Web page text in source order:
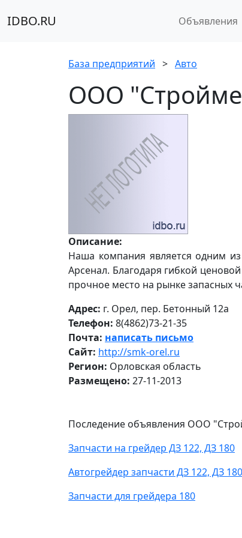
IDBO.RU Объявления
База предприятий > Авто
ООО
Описание:
Наша компания является одним
Арсенал. Благодаря гибкой
прочное место на рынке запасных
Адрес: г. Орел, пер. Бетонный 12а
Телефон: 8(4862)73-21-35
Почта: написать письмо
Сайт: http://smk-orel.ru
Регион: Орловская область
Размещено: 27-11-2013
Последение объявления ООО
Запчасти на грейдер ДЗ 122, ДЗ 180
Автогрейдер запчасти ДЗ 122, ДЗ
Запчасти для грейдера 180